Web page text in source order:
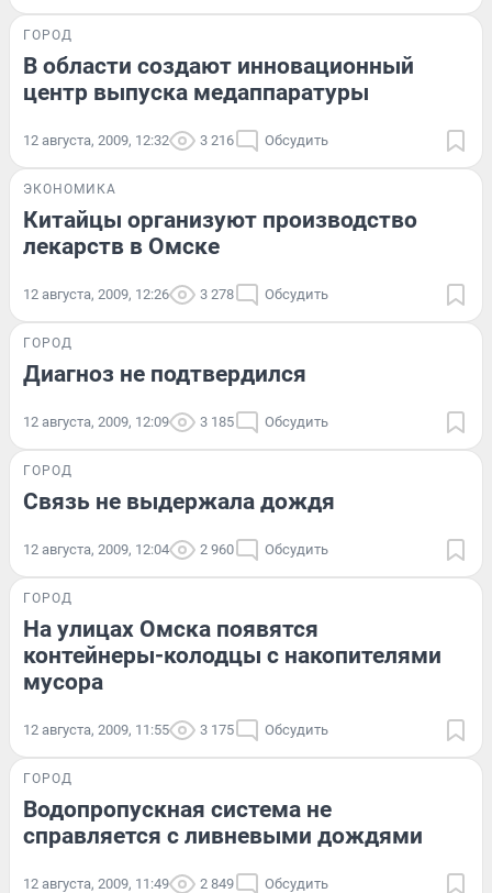
ГОРОД
В области создают инновационный
центр выпуска медаппаратуры
12 августа, 2009, 12:32 3 216 Обсудить
ЭКОНОМИКА
Китайцы организуют производство
лекарств в Омске
12 августа, 2009, 12:26 3 278 Обсудить
ГОРОД
Диагноз не подтвердился
12 августа, 2009, 12:09 3 185 Обсудить
ГОРОД
Связь не выдержала дождя
12 августа, 2009, 12:04 2 960 Обсудить
ГОРОД
На улицах Омска появятся
контейнеры-колодцы с накопителями
мусора
12 августа, 2009, 11:55 3 175 Обсудить
ГОРОД
Водопропускная система не
справляется с ливневыми дождями
12 августа, 2009, 11:49 2 849 Обсудить